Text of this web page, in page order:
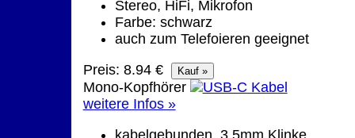
Stereo, HiFi, Mikrofon
Farbe: schwarz
auch zum Telefoieren geeignet
Preis: 8.94 €
Mono-Kopfhörer
weitere Infos »
kabelgebunden, 3.5mm Klinke